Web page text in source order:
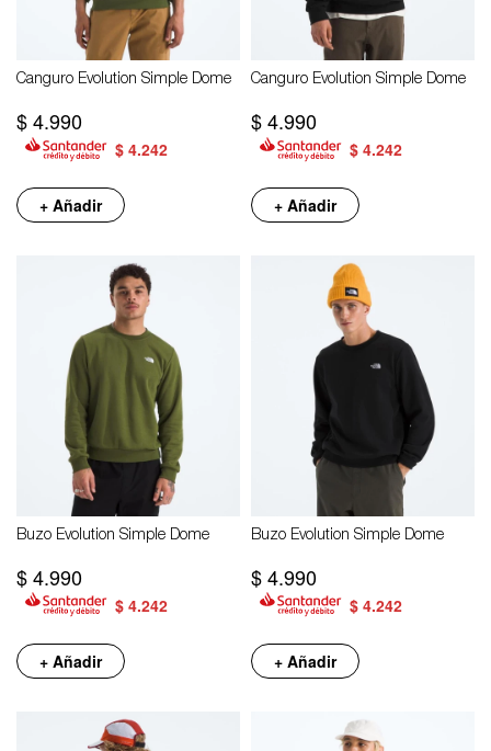
Canguro Evolution Simple Dome
$4.990
$ 4.242
+ Añadir
Canguro Evolution Simple Dome
$4.990
$ 4.242
+ Añadir
Buzo Evolution Simple Dome
$4.990
$ 4.242
+ Añadir
Buzo Evolution Simple Dome
$4.990
$ 4.242
+ Añadir